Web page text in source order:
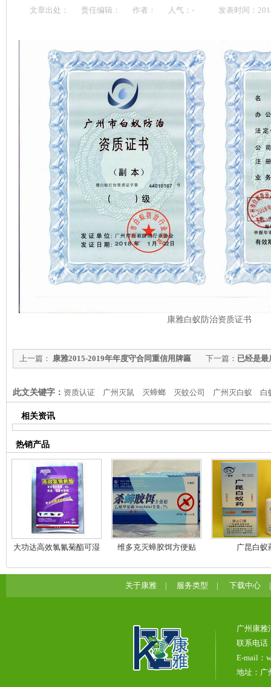
文章出处： 责任编辑： 作者： 人气： - 发表时间：
康雅白蚁防治资质证书
下一篇： 已经是最
上一篇： 康雅2015-2019年年度守合同重信用牌匾
此文关键字： 资质认证 广州灭鼠 灭蟑螂 灭蚊公司 广州灭白蚁 白
相关资讯
热销产品
大功达高效氯氰菊酯可湿
维多克灭蟑胶饵方便贴 广昆白蚁
关于康雅 | 服务类型 | 下载中心 |
广州康雅
联系电话
E-mail：
地址：广